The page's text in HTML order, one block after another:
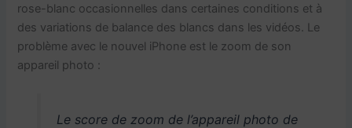
rose-blanc occasionnelles dans certaines conditions et à
des variations de balance des blancs dans les vidéos. Le
problème avec le nouvel iPhone est le zoom de son
appareil photo :
Le score de zoom de l’appareil photo de